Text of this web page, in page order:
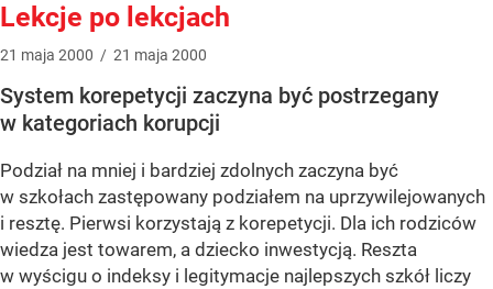
Lekcje po lekcjach
21 maja 2000 / 21 maja 2000
System korepetycji zaczyna być postrzegany
w kategoriach korupcji
Podział na mniej i bardziej zdolnych zaczyna być
w szkołach zastępowany podziałem na uprzywilejowanych
i resztę. Pierwsi korzystają z korepetycji. Dla ich rodziców
wiedza jest towarem, a dziecko inwestycją. Reszta
w wyścigu o indeksy i legitymacje najlepszych szkół liczy